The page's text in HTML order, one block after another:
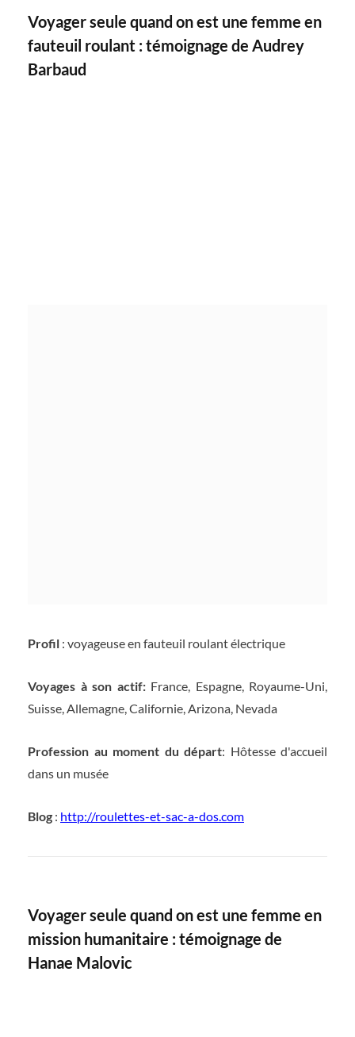
Voyager seule quand on est une femme en
fauteuil roulant : témoignage de Audrey
Barbaud
Profil : voyageuse en fauteuil roulant électrique
Voyages à son actif:France, Espagne, Royaume-Uni,
Suisse, Allemagne, Californie, Arizona, Nevada
Profession au moment du départ: Hôtesse d'accueil
dans un musée
Blog : http://roulettes-et-sac-a-dos.com
Voyager seule quand on est une femme en
mission humanitaire : témoignage de
Hanae Malovic